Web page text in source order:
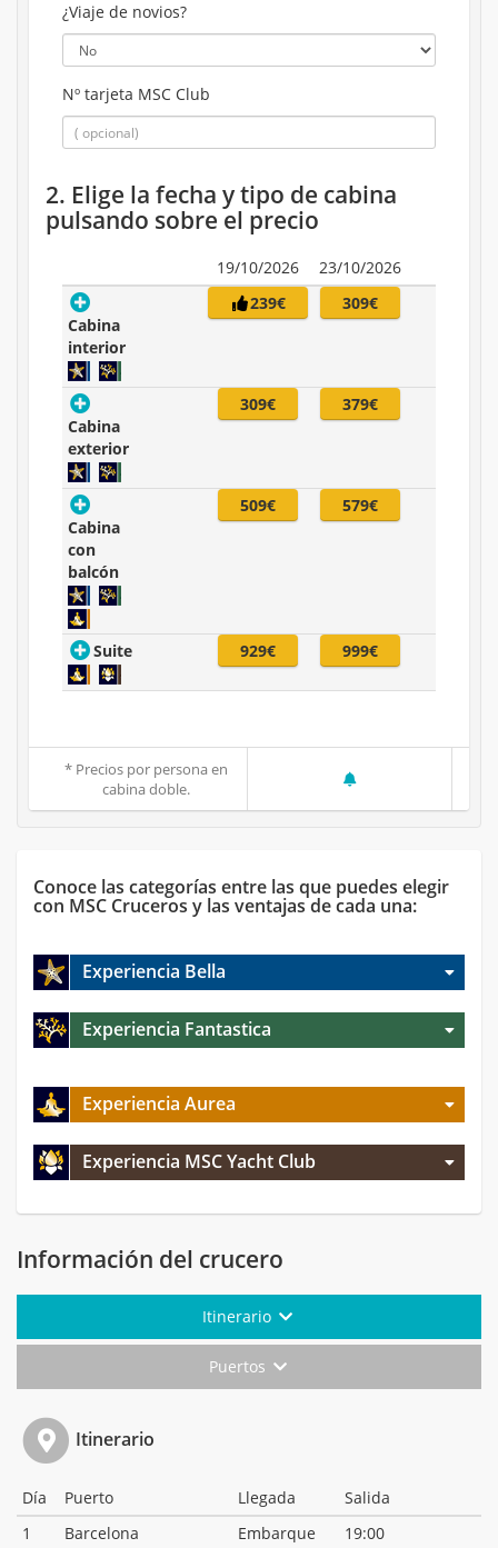
¿Viaje de novios?
Nº tarjeta MSC Club
2. Elige la fecha y tipo de cabina
pulsando sobre el precio
19/10/2026 23/10/2026
Cabina
interior
239€ 309€
Cabina
exterior
309€ 379€
Cabina
con
balcón
509€ 579€
Suite 929€ 999€
* Precios por persona en
cabina doble.
Conoce las categorías entre las que puedes elegir
con MSC Cruceros y las ventajas de cada una:
Experiencia Bella
Experiencia Fantastica
Experiencia Aurea
Experiencia MSC Yacht Club
Información del crucero
Itinerario
Puertos
Itinerario
Día Puerto Llegada
Salida
1
Barcelona Embarque 19:00